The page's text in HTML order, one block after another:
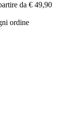
da € 49,90
ordine